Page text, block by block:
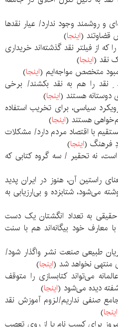
و روشمند وجود ندارد/ عیار نقدها
قضاوتند (اینجا)
را که از فیلتر نقد گذشته‌اند خریداری
نقد (اینجا)
اینجا)
نقد را هم به نقد بکشند/ برخی
دوستانه هستند (اینجا)
رویکرد سیاسی، برای تخریب استفاده
هستند (اینجا)
مستقیم با اقتصاد مردم دارد/ مشکلات
فرهنگ (اینجا)
است، نه تحقیر / سه گروه کتابی که
راستین آن، هنوز در ایران پدید
می‌شود، شتابزده و بی‌ارزیابی به
حقیقی به تعداد انگشتان یک دست
معارف خود بیگانه‌اند هم با سنت
طبیعی صنعت نشر واگذار شود/
منتهی نخواهد شد (اینجا)
می‌تواند کتابسازی را متوقف
دیده می‌شود (اینجا)
صنفی نداریم/لزوم آموزش نقد
اینجا)
امروز برای کسب نام یا از روی تعصب